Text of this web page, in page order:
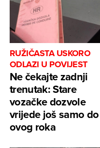
RUŽIČASTA USKORO
ODLAZI U POVIJEST
Ne čekajte zadnji
trenutak: Stare
vozačke dozvole
vrijede još samo do
ovog roka